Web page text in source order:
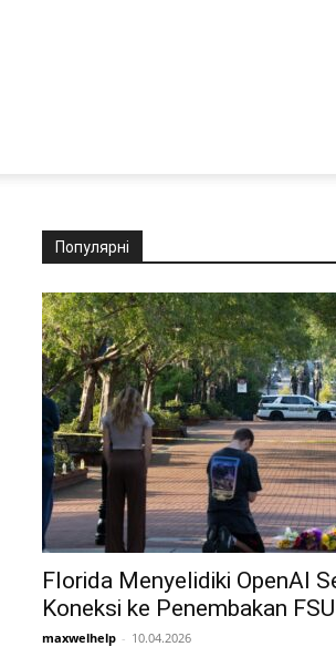
Популярні
Florida Menyelidiki OpenAI
Koneksi ke Penembakan FSU
maxwelhelp - 10.04.2026